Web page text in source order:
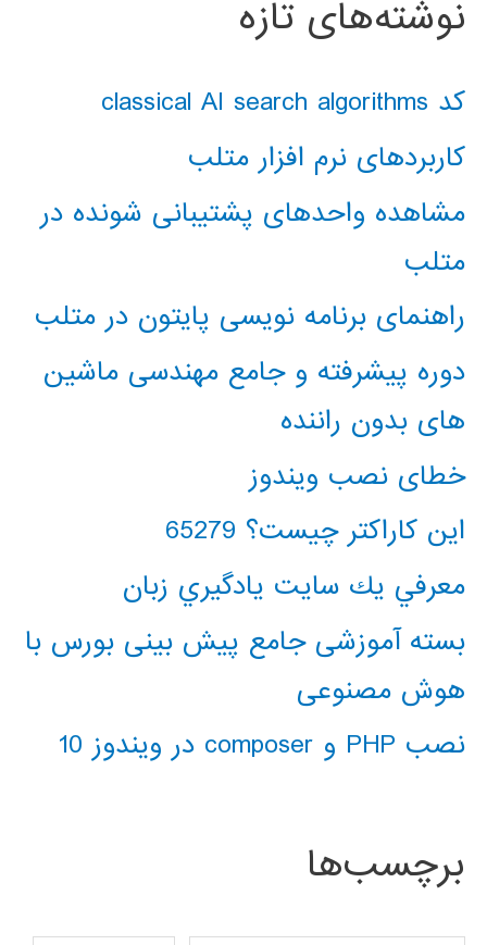
نوشته‌های تازه
کد classical AI search algorithms
کاربردهای نرم افزار متلب
مشاهده واحدهای پشتیبانی شونده در
متلب
راهنمای برنامه نویسی پایتون در متلب
دوره پیشرفته و جامع مهندسی ماشین
های بدون راننده
خطای نصب ویندوز
این کاراکتر چیست؟ 65279
معرفي يك سايت يادگيري زبان
بسته آموزشی جامع پیش بینی بورس با
هوش مصنوعی
نصب PHP و composer در ویندوز 10
برچسب‌ها